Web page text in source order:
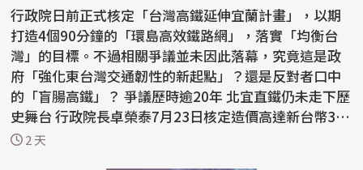
行政院日前正式核定「台灣高鐵延伸宜蘭計畫」，以期
打造4個90分鐘的「環島高效鐵路網」，落實「均衡台
灣」的目標。不過相關爭議並未因此落幕，究竟這是政
府「強化東台灣交通韌性的新起點」？還是反對者口中
的「盲腸高鐵」？ 爭議歷時逾20年 北宜直鐵仍未走下歷
史舞台 行政院長卓榮泰7月23日核定造價高達新台幣3,
5...2 天